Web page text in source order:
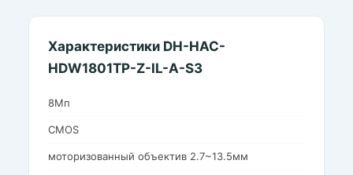
Характеристики DH-HAC-
HDW1801TP-Z-IL-A-S3
8Мп
CMOS
моторизованный объектив 2.7~13.5мм